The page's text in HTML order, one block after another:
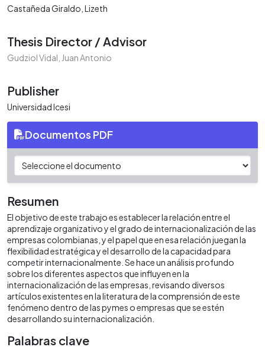
Castañeda Giraldo, Lizeth
Thesis Director / Advisor
Gudziol Vidal, Juan Antonio
Publisher
Universidad Icesi
Documentos PDF
Resumen
El objetivo de este trabajo es establecer la relación entre el
aprendizaje organizativo y el grado de internacionalización de las
empresas colombianas, y el papel que en esa relación juegan la
flexibilidad estratégica y el desarrollo de la capacidad para
competir internacionalmente. Se hace un análisis profundo
sobre los diferentes aspectos que influyen en la
internacionalización de las empresas, revisando diversos
artículos existentes en la literatura de la comprensión de este
fenómeno dentro de las pymes o empresas que se estén
desarrollando su internacionalización.
Palabras clave